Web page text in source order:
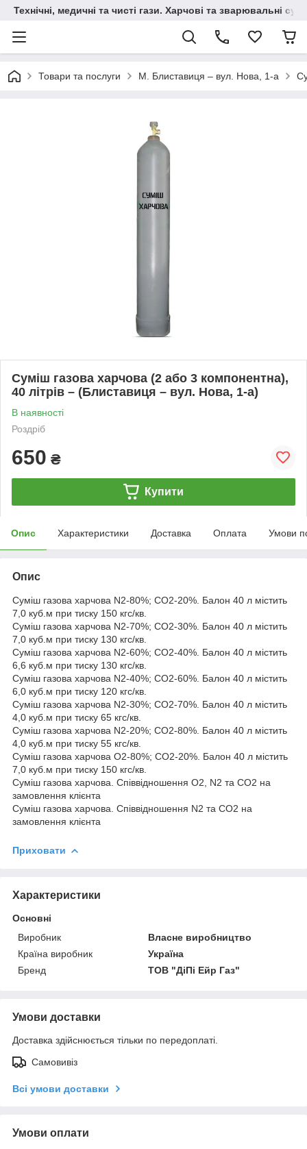
Технічні, медичні та чисті гази. Харчові та зварювальні
Товари та послуги М. Блиставиця – вул. Нова, 1-а
Суміш газова харчова (2 або 3 компонентна),
40 літрів – (Блиставиця – вул. Нова, 1-а)
В наявності
Роздріб
650 ₴
Купити
Опис Характеристики Доставка Оплата Умови
Опис
Суміш газова харчова N2-80%; CO2-20%. Балон 40 л містить
7,0 куб.м при тиску 150 кгс/кв.
Суміш газова харчова N2-70%; CO2-30%. Балон 40 л містить
7,0 куб.м при тиску 130 кгс/кв.
Суміш газова харчова N2-60%; CO2-40%. Балон 40 л містить
6,6 куб.м при тиску 130 кгс/кв.
Суміш газова харчова N2-40%; CO2-60%. Балон 40 л містить
6,0 куб.м при тиску 120 кгс/кв.
Суміш газова харчова N2-30%; CO2-70%. Балон 40 л містить
4,0 куб.м при тиску 65 кгс/кв.
Суміш газова харчова N2-20%; CO2-80%. Балон 40 л містить
4,0 куб.м при тиску 55 кгс/кв.
Суміш газова харчова О2-80%; CO2-20%. Балон 40 л містить
7,0 куб.м при тиску 150 кгс/кв.
Суміш газова харчова. Співвідношення О2, N2 та CO2 на
замовлення клієнта
Суміш газова харчова. Співвідношення N2 та CO2 на
замовлення клієнта
Приховати
Характеристики
Основні
Виробник
Власне виробництво
Країна виробник
Україна
Бренд
ТОВ "ДіПі Eйр Газ"
Умови доставки
Доставка здійснюється тільки по передоплаті.
Самовивіз
Всі умови доставки
Умови оплати